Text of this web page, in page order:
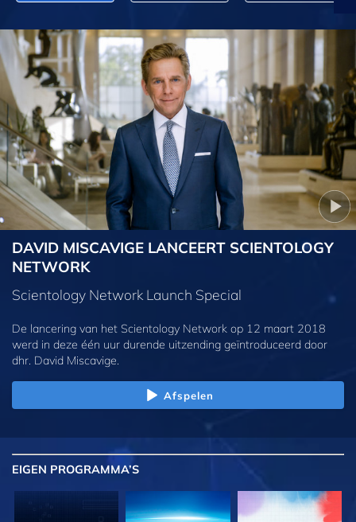
DAVID MISCAVIGE LANCEERT SCIENTOLOGY
NETWORK
Scientology Network Launch Special
De lancering van het Scientology Network op 12 maart 2018
werd in deze één uur durende uitzending geïntroduceerd door
dhr. David Miscavige.
Afspelen
EIGEN PROGRAMMA’S